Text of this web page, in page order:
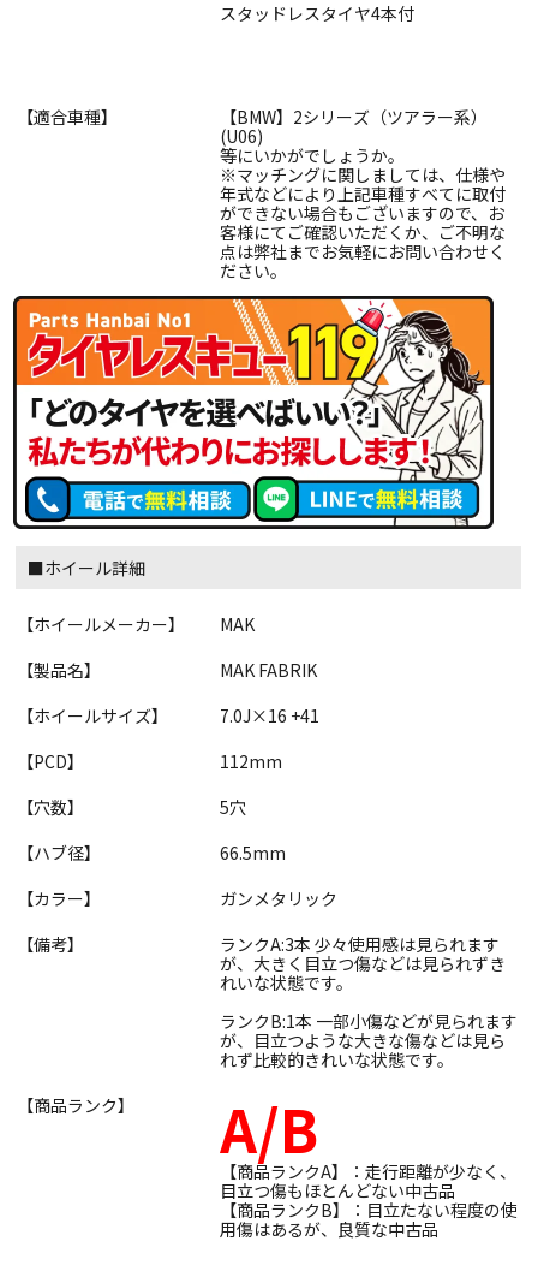
スタッドレスタイヤ4本付
【適合車種】
【BMW】2シリーズ（ツアラー系）
(U06)
等にいかがでしょうか。
※マッチングに関しましては、仕様や
年式などにより上記車種すべてに取付
ができない場合もございますので、お
客様にてご確認いただくか、ご不明な
点は弊社までお気軽にお問い合わせく
ださい。
■ホイール詳細
【ホイールメーカー】
MAK
【製品名】
MAK FABRIK
【ホイールサイズ】
7.0J×16 +41
【PCD】
112mm
【穴数】
5穴
【ハブ径】
66.5mm
【カラー】
ガンメタリック
【備考】
ランクA:3本 少々使用感は見られます
が、大きく目立つ傷などは見られずき
れいな状態です。
ランクB:1本 一部小傷などが見られます
が、目立つような大きな傷などは見ら
れず比較的きれいな状態です。
【商品ランク】
A/B
【商品ランクA】：走行距離が少なく、
目立つ傷もほとんどない中古品
【商品ランクB】：目立たない程度の使
用傷はあるが、良質な中古品